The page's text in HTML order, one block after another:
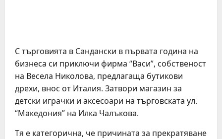
С търговията в Сандански в първата година на
бизнеса си приключи фирма “Васи”, собственост
на Весела Николова, предлагаща бутикови
дрехи, внос от Италия. Затвори магазин за
детски играчки и аксесоари на търговската ул.
“Македония” на Илка Чалъкова.
Тя е категорична, че причината за прекратяване